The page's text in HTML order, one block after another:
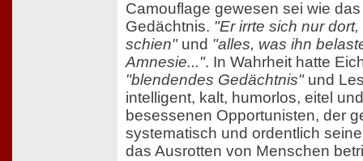
Camouflage gewesen sei wie
Gedächtnis. "Er irrte sich nur
schien"und "alles, was ihn
Amnesie...". In Wahrheit hatte
"blendendes Gedächtnis"und
intelligent, kalt, humorlos, eitel
besessenen Opportunisten, der
systematisch und ordentlich
das Ausrotten von Menschen